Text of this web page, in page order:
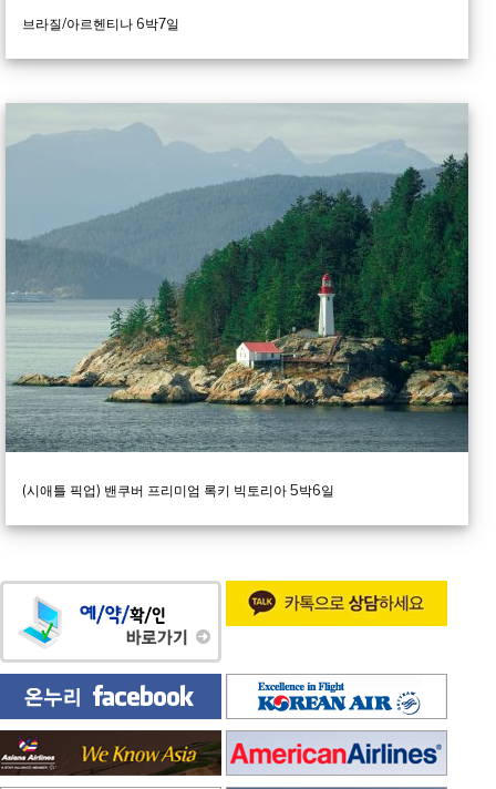
브라질/아르헨티나 6박7일
(시애틀 픽업) 밴쿠버 프리미엄 록키 빅토리아 5박6일